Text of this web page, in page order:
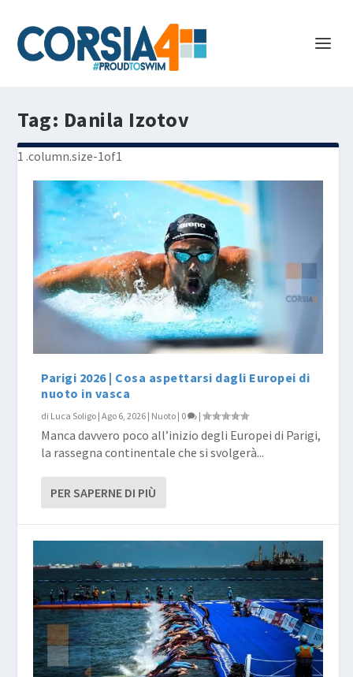
Tag: Danila Izotov
Parigi 2026 | Cosa aspettarsi dagli Europei di
nuoto in vasca
di Luca Soligo |Ago 6, 2026 | Nuoto | 0 |
Manca davvero poco all’inizio degli Europei di Parigi,
la rassegna continentale che si svolgerà...
PER SAPERNE DI PIÙ